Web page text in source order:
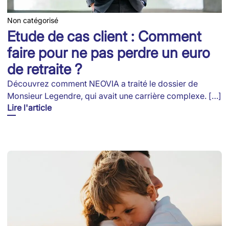
Non catégorisé
Etude de cas client : Comment
faire pour ne pas perdre un euro
de retraite ?
Découvrez comment NEOVIA a traité le dossier de
Monsieur Legendre, qui avait une carrière complexe. […]
Lire l'article